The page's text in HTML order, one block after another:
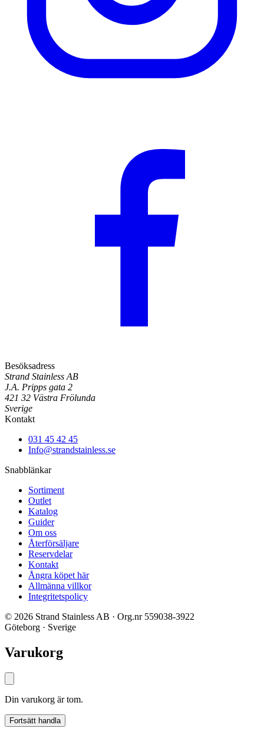
Besöksadress
Strand Stainless AB
J.A. Pripps gata 2
421 32 Västra Frölunda
Sverige
Kontakt
031 45 42 45
Info@strandstainless.se
Snabblänkar
Sortiment
Outlet
Katalog
Guider
Om oss
Återförsäljare
Reservdelar
Kontakt
Ångra köpet här
Allmänna villkor
Integritetspolicy
© 2026 Strand Stainless AB · Org.nr 559038-3922
Göteborg · Sverige
Varukorg
Din varukorg är tom.
Fortsätt handla